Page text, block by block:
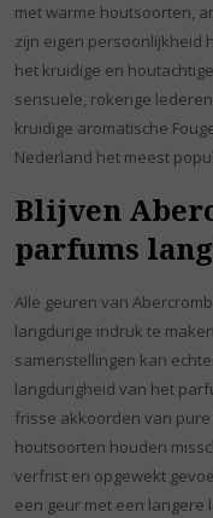
met warme houtsoorten,
zijn eigen persoonlijkheid
het kruidige en
sensuele, rokerige
kruidige aromatische
Nederland het meest
Blijven
parfums
Alle geuren van
langdurige indruk te
samenstellingen kan
langdurigheid van het
frisse akkoorden van
houtsoorten houden
verfrist en opgewekt
een geur met een